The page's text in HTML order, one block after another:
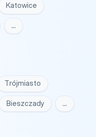
Katowice
…
Trójmiasto
Bieszczady …